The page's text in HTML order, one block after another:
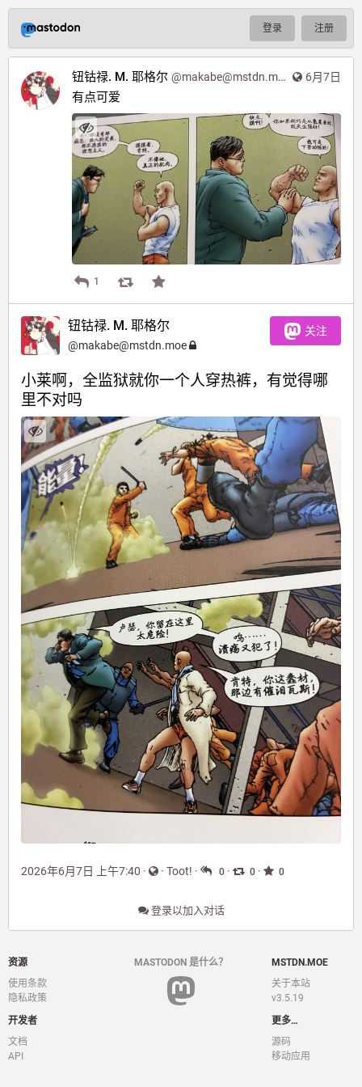
登录 注册
6月7日
钮钴禄. M. 耶格尔 @makabe@mstdn.moe
有点可爱
1
钮钴禄. M. 耶格尔
@makabe@mstdn.moe
关注
小莱啊，全监狱就你一个人穿热裤，有觉得哪
里不对吗
2026年6月7日 上午7:40 · · Toot! · 0 · 0 · 0
登录以加入对话
资源
使用条款
隐私政策
开发者
文档
API
MASTODON 是什么？
MSTDN.MOE
关于本站
v3.5.19
更多…
源码
移动应用